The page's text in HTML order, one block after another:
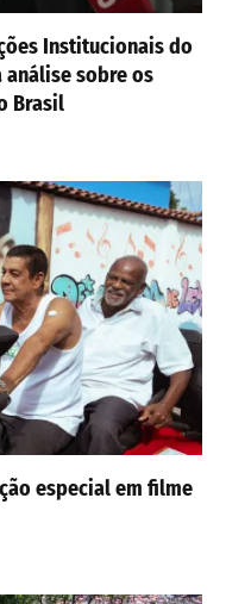
Institucionais do
análise sobre os
Brasil
especial em filme